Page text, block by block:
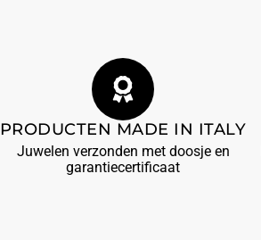
PRODUCTEN MADE IN ITALY
Juwelen verzonden met doosje en
garantiecertificaat